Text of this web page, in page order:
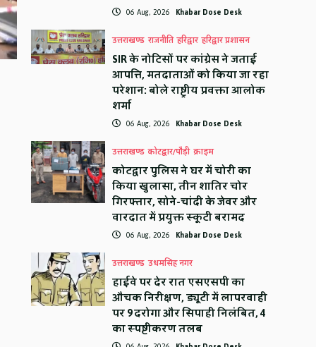
06 Aug, 2026 Khabar Dose Desk
उत्तराखण्ड राजनीति हरिद्वार हरिद्वार प्रशासन
SIR के नोटिसों पर कांग्रेस ने जताई
आपत्ति, मतदाताओं को किया जा रहा
परेशान: बोले राष्ट्रीय प्रवक्ता आलोक
शर्मा
06 Aug, 2026 Khabar Dose Desk
उत्तराखण्ड कोटद्वार/पौड़ी क्राइम
कोटद्वार पुलिस ने घर में चोरी का
किया खुलासा, तीन शातिर चोर
गिरफ्तार, सोने-चांदी के जेवर और
वारदात में प्रयुक्त स्कूटी बरामद
06 Aug, 2026 Khabar Dose Desk
उत्तराखण्ड उधमसिंह नगर
हाईवे पर देर रात एसएसपी का
औचक निरीक्षण, ड्यूटी में लापरवाही
पर 9 दरोगा और सिपाही निलंबित, 4
का स्पष्टीकरण तलब